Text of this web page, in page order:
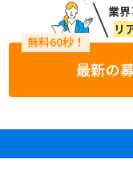
業
リ
最新の